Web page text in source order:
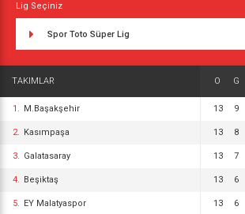
Lig Seçiniz
Spor Toto Süper Lig
TAKIMLAR O G
1. M.Başakşehir 13 9
2. Kasımpaşa 13 8
3. Galatasaray 13 7
4. Beşiktaş 13 6
5. EY Malatyaspor 13 6